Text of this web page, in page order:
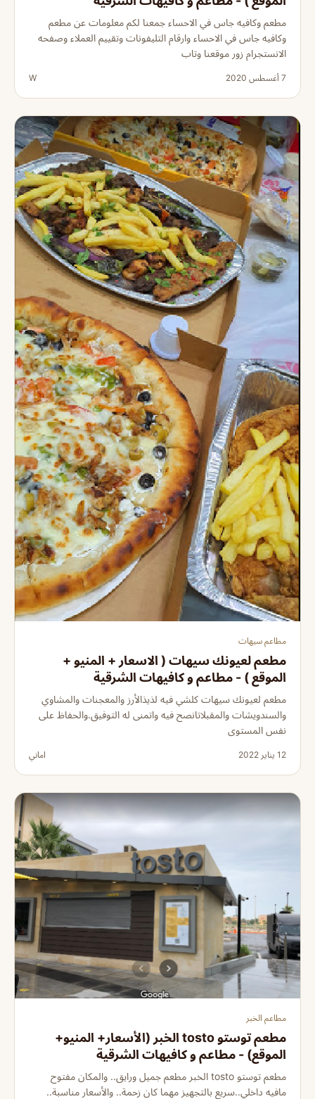
مطعم وكافيه جاس في الاحساء جمعنا لكم معلومات عن مطعم
وكافيه جاس في الاحساء وارقام التليفونات وتقييم العملاء وصفحه
الانستجرام زور موقعنا وتاب
7 أغسطس 2020 W
مطاعم سيهات
مطعم لعيونك سيهات ( الاسعار + المنيو +
الموقع ) - مطاعم و كافيهات الشرقية
مطعم لعيونك سيهات كلشي فيه لذيذالأرز والمعجنات والمشاوي
والسندويشات والمقبلاتانصح فيه واتمنى له التوفيق.والحفاظ على
نفس المستوى
12 يناير 2022 اماني
مطاعم الخبر
مطعم توستو tosto الخبر (الأسعار+ المنيو+
الموقع) - مطاعم و كافيهات الشرقية
مطعم توستو tosto الخبر مطعم جميل ورايق.. والمكان مفتوح
مافيه داخلي..سريع بالتجهيز مهما كان زحمة.. والأسعار مناسبة..